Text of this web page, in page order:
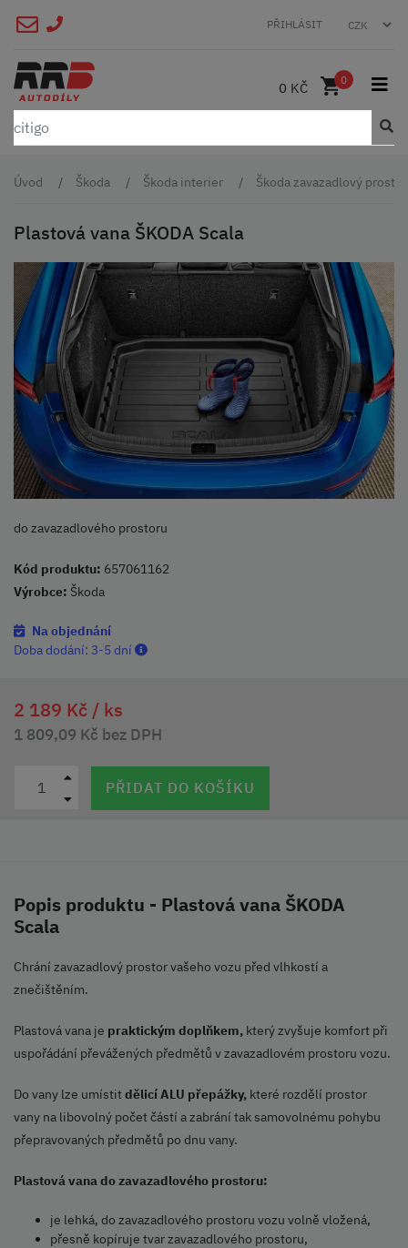
PŘIHLÁSIT
0 KČ 0
Úvod Škoda Škoda interier Škoda zavazadlový
Plastová vana ŠKODA Scala
do zavazadlového prostoru
Kód produktu: 657061162
Výrobce: Škoda
Na objednání
Doba dodání: 3-5 dní
2 189 Kč / ks
1 809,09 Kč bez DPH
PŘIDAT DO KOŠÍKU
Popis produktu - Plastová vana ŠKODA
Scala
Chrání zavazadlový prostor vašeho vozu před vlhkostí a
znečištěním.
Plastová vana je praktickým doplňkem, který zvyšuje komfort při
uspořádání převážených předmětů v zavazadlovém prostoru vozu.
Do vany lze umístitdělicí ALU přepážky, které rozdělí prostor
vany na libovolný počet částí a zabrání tak samovolnému pohybu
přepravovaných předmětů po dnu vany.
Plastová vana do zavazadlového prostoru:
je lehká, do zavazadlového prostoru vozu volně vložená,
přesně kopíruje tvar zavazadlového prostoru,